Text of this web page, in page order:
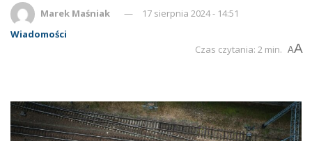
Marek Maśniak
17 sierpnia 2024 - 14:51
Wiadomości
Czas czytania: 2 min. AA